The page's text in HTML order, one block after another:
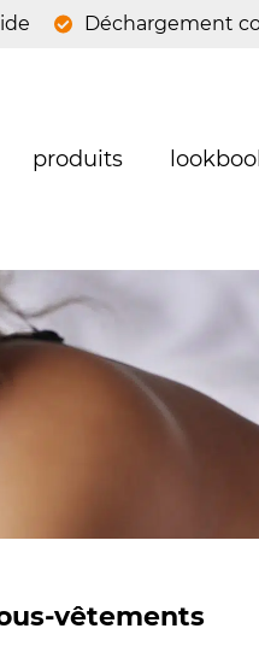
Déchargement
produits
vêtements